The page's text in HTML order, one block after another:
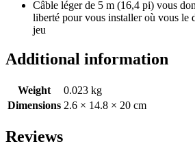
Câble léger de 5 m (16,4 pi) vous
liberté pour vous installer où vous le
jeu
Additional information
Weight
0.023 kg
Dimensions 2.6 × 14.8 × 20 cm
Reviews